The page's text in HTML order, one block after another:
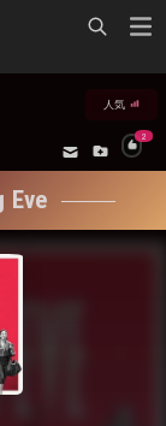
ル
リーズ
ラマ
プ
プ
検索
人気
2